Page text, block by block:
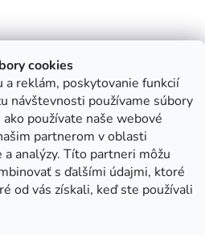
cookies
a reklám, poskytovanie funkcií
návštevnosti používame súbory
používate naše webové
partnerom v oblasti
analýzy. Títo partneri môžu
s ďalšími údajmi, ktoré
od vás získali, keď ste používali